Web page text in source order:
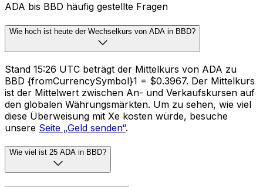
ADA bis BBD häufig gestellte Fragen
Wie hoch ist heute der Wechselkurs von ADA in BBD?
Stand 15:26 UTC beträgt der Mittelkurs von ADA zu
BBD {fromCurrencySymbol}1 = $0.3967. Der Mittelkurs
ist der Mittelwert zwischen An- und Verkaufskursen auf
den globalen Währungsmärkten. Um zu sehen, wie viel
diese Überweisung mit Xe kosten würde, besuche
unsere Seite „Geld senden“.
Wie viel ist 25 ADA in BBD?